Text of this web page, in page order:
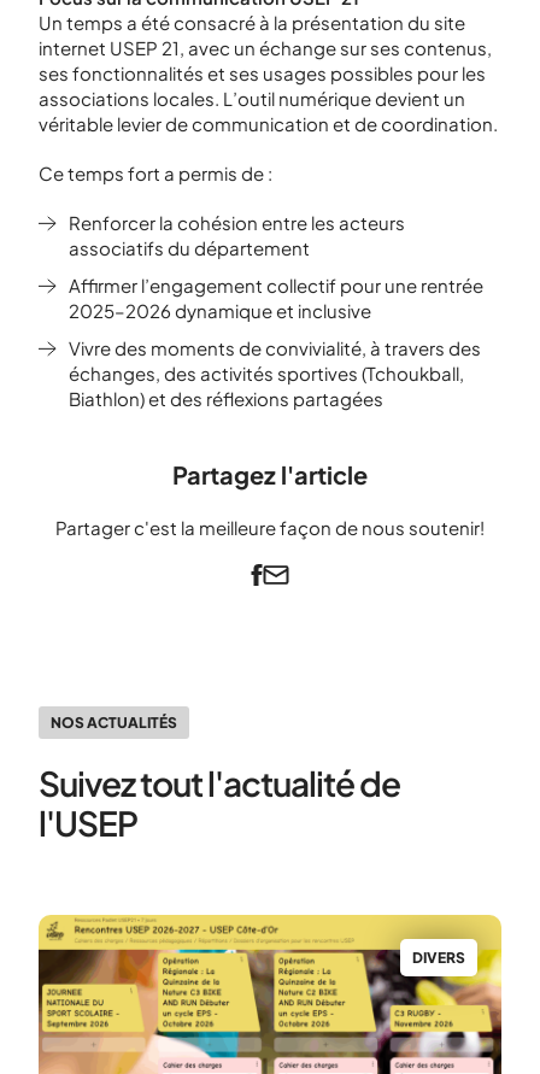
Un temps a été consacré à la présentation du site
internet USEP 21, avec un échange sur ses contenus,
ses fonctionnalités et ses usages possibles pour les
associations locales. L’outil numérique devient un
véritable levier de communication et de coordination.
Ce temps fort a permis de :
Renforcer la cohésion entre les acteurs
associatifs du département
Affirmer l’engagement collectif pour une rentrée
2025–2026 dynamique et inclusive
Vivre des moments de convivialité, à travers des
échanges, des activités sportives (Tchoukball,
Biathlon) et des réflexions partagées
Partagez l'article
Partager c'est la meilleure façon de nous soutenir!
NOS ACTUALITÉS
Suivez tout l'actualité de
l'USEP
DIVERS